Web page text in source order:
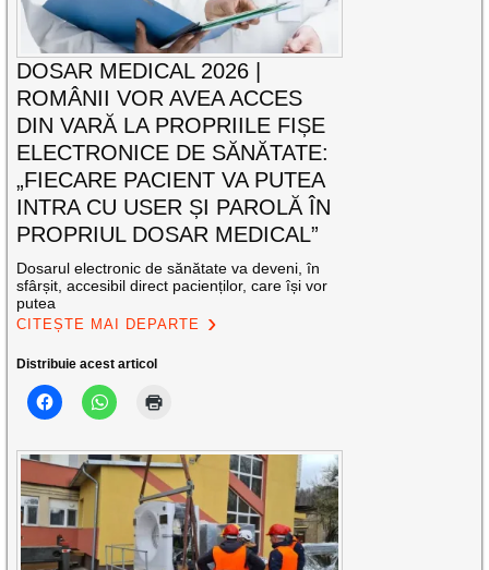
DOSAR MEDICAL 2026 |
ROMÂNII VOR AVEA ACCES
DIN VARĂ LA PROPRIILE FIȘE
ELECTRONICE DE SĂNĂTATE:
„FIECARE PACIENT VA PUTEA
INTRA CU USER ȘI PAROLĂ ÎN
PROPRIUL DOSAR MEDICAL”
Dosarul electronic de sănătate va deveni, în
sfârșit, accesibil direct pacienților, care își vor
putea
CITEȘTE MAI DEPARTE
Distribuie acest articol